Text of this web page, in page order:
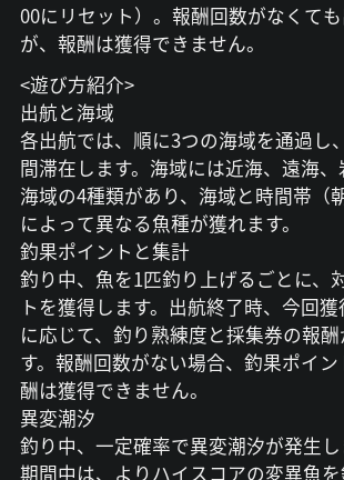
00にリセット）。報酬回数がなくて
が、報酬は獲得できません。
<遊び方紹介>
出航と海域
各出航では、順に3つの海域を通過し
間滞在します。海域には近海、遠海
海域の4種類があり、海域と時間帯（
によって異なる魚種が獲れます。
釣果ポイントと集計
釣り中、魚を1匹釣り上げるごとに、
トを獲得します。出航終了時、今回
に応じて、釣り熟練度と採集券の報酬
す。報酬回数がない場合、釣果ポイ
酬は獲得できません。
異変潮汐
釣り中、一定確率で異変潮汐が発生
期間中は、よりハイスコアの変異魚